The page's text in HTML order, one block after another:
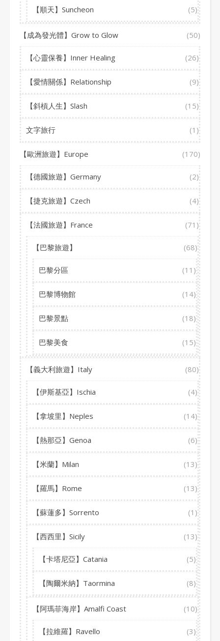
【順天】Suncheon (5)
【成為發光體】Grow to Glow (50)
【心靈保養】Inner Healing (26)
【愛情關係】Relationship (9)
【斜槓人生】Slash (15)
文字旅行 (1)
【歐洲旅遊】Europe (170)
【德國旅遊】Germany (2)
【捷克旅遊】Czech (4)
【法國旅遊】France (71)
【巴黎旅遊】 (68)
巴黎分區 (11)
巴黎博物館 (14)
巴黎景點 (18)
巴黎美食 (15)
【義大利旅遊】Italy (80)
【伊斯基亞】Ischia (4)
【拿坡里】Neples (14)
【熱那亞】Genoa (6)
【米蘭】Milan (13)
【羅馬】Rome (13)
【蘇蓮多】Sorrento (1)
【西西里】Sicily (13)
【卡塔尼亞】Catania (5)
【陶爾米納】Taormina (8)
【阿瑪菲海岸】Amalfi Coast (10)
【拉維羅】Ravello (3)